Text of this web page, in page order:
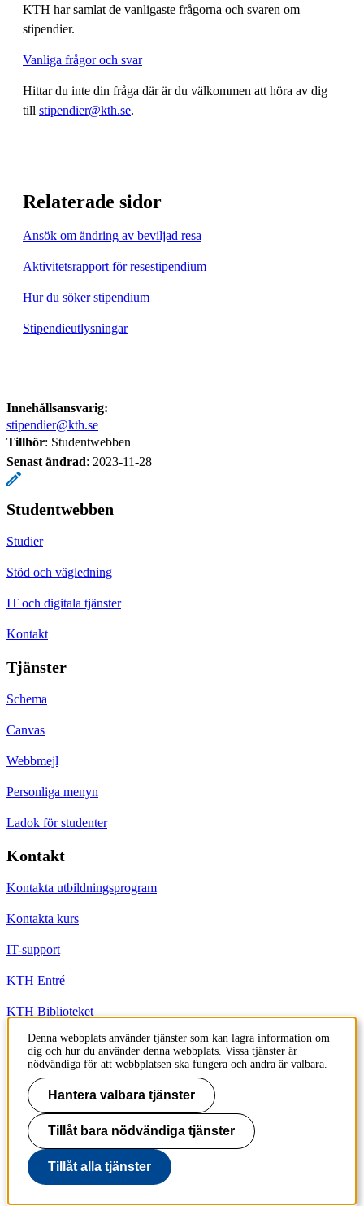
KTH har samlat de vanligaste frågorna och svaren om
stipendier.
Vanliga frågor och svar
Hittar du inte din fråga där är du välkommen att höra av dig
till stipendier@kth.se.
Relaterade sidor
Ansök om ändring av beviljad resa
Aktivitetsrapport för resestipendium
Hur du söker stipendium
Stipendieutlysningar
Innehållsansvarig:
stipendier@kth.se
Tillhör: Studentwebben
Senast ändrad: 2023-11-28
Studentwebben
Studier
Stöd och vägledning
IT och digitala tjänster
Kontakt
Tjänster
Schema
Canvas
Webbmejl
Personliga menyn
Ladok för studenter
Kontakt
Kontakta utbildningsprogram
Kontakta kurs
IT-support
KTH Entré
KTH Biblioteket
KTH
100 44 Stockholm
+46 8 790 60 00
info@kth.se
📷 @KTHstudent på Instagram
Denna webbplats använder tjänster som kan lagra information om
dig och hur du använder denna webbplats. Vissa tjänster är
nödvändiga för att webbplatsen ska fungera och andra är valbara.
Hantera valbara tjänster
Tillåt bara nödvändiga tjänster
Tillåt alla tjänster